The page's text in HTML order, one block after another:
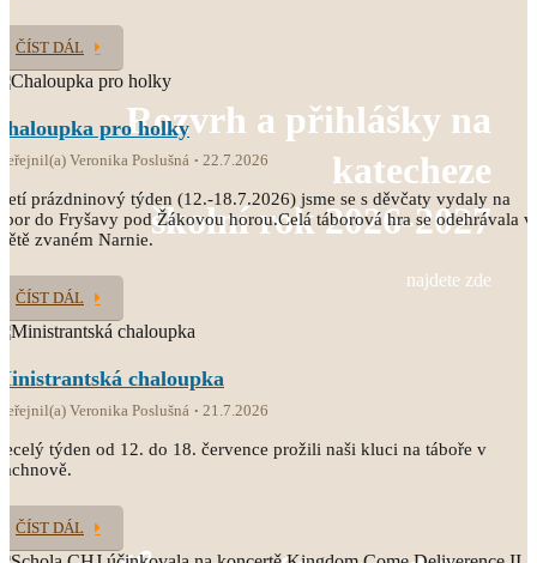
Rozvrh a přihlášky na
katecheze
školní rok 2026-2027
najdete zde
ČÍST DÁL
pro holky
Veronika Poslušná 22.7.2026
prázdninový týden (12.-18.7.2026) jsme se s děvčaty vydaly na
do Fryšavy pod Žákovou horou.Celá táborová hra se odehrávala
zvaném Narnie.
ČÍST DÁL
chaloupka
Veronika Poslušná 21.7.2026
týden od 12. do 18. července prožili naši kluci na táboře v
ČÍST DÁL